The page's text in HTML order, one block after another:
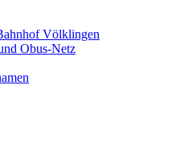
Völklingen
Obus-Netz